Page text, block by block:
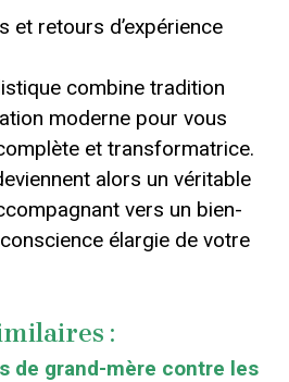
et retours d’expérience
combine tradition
moderne pour vous
et transformatrice.
alors un véritable
vers un bien-
élargie de votre
:
de grand-mère contre les